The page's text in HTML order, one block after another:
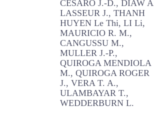
ICKOWICZ ALEXANDRE,
HUBERT Bernard,
BLANCHARD M., BLANFORT
V., CESARO J.-D., DIAW A.,
LASSEUR J., THANH HUYEN
Le Thi, LI Li, MAURICIO R. M.,
CANGUSSU M., MULLER J.-
P., QUIROGA MENDIOLA M.,
QUIROGA ROGER J., VERA
T. A., ULAMBAYAR T.,
WEDDERBURN L.